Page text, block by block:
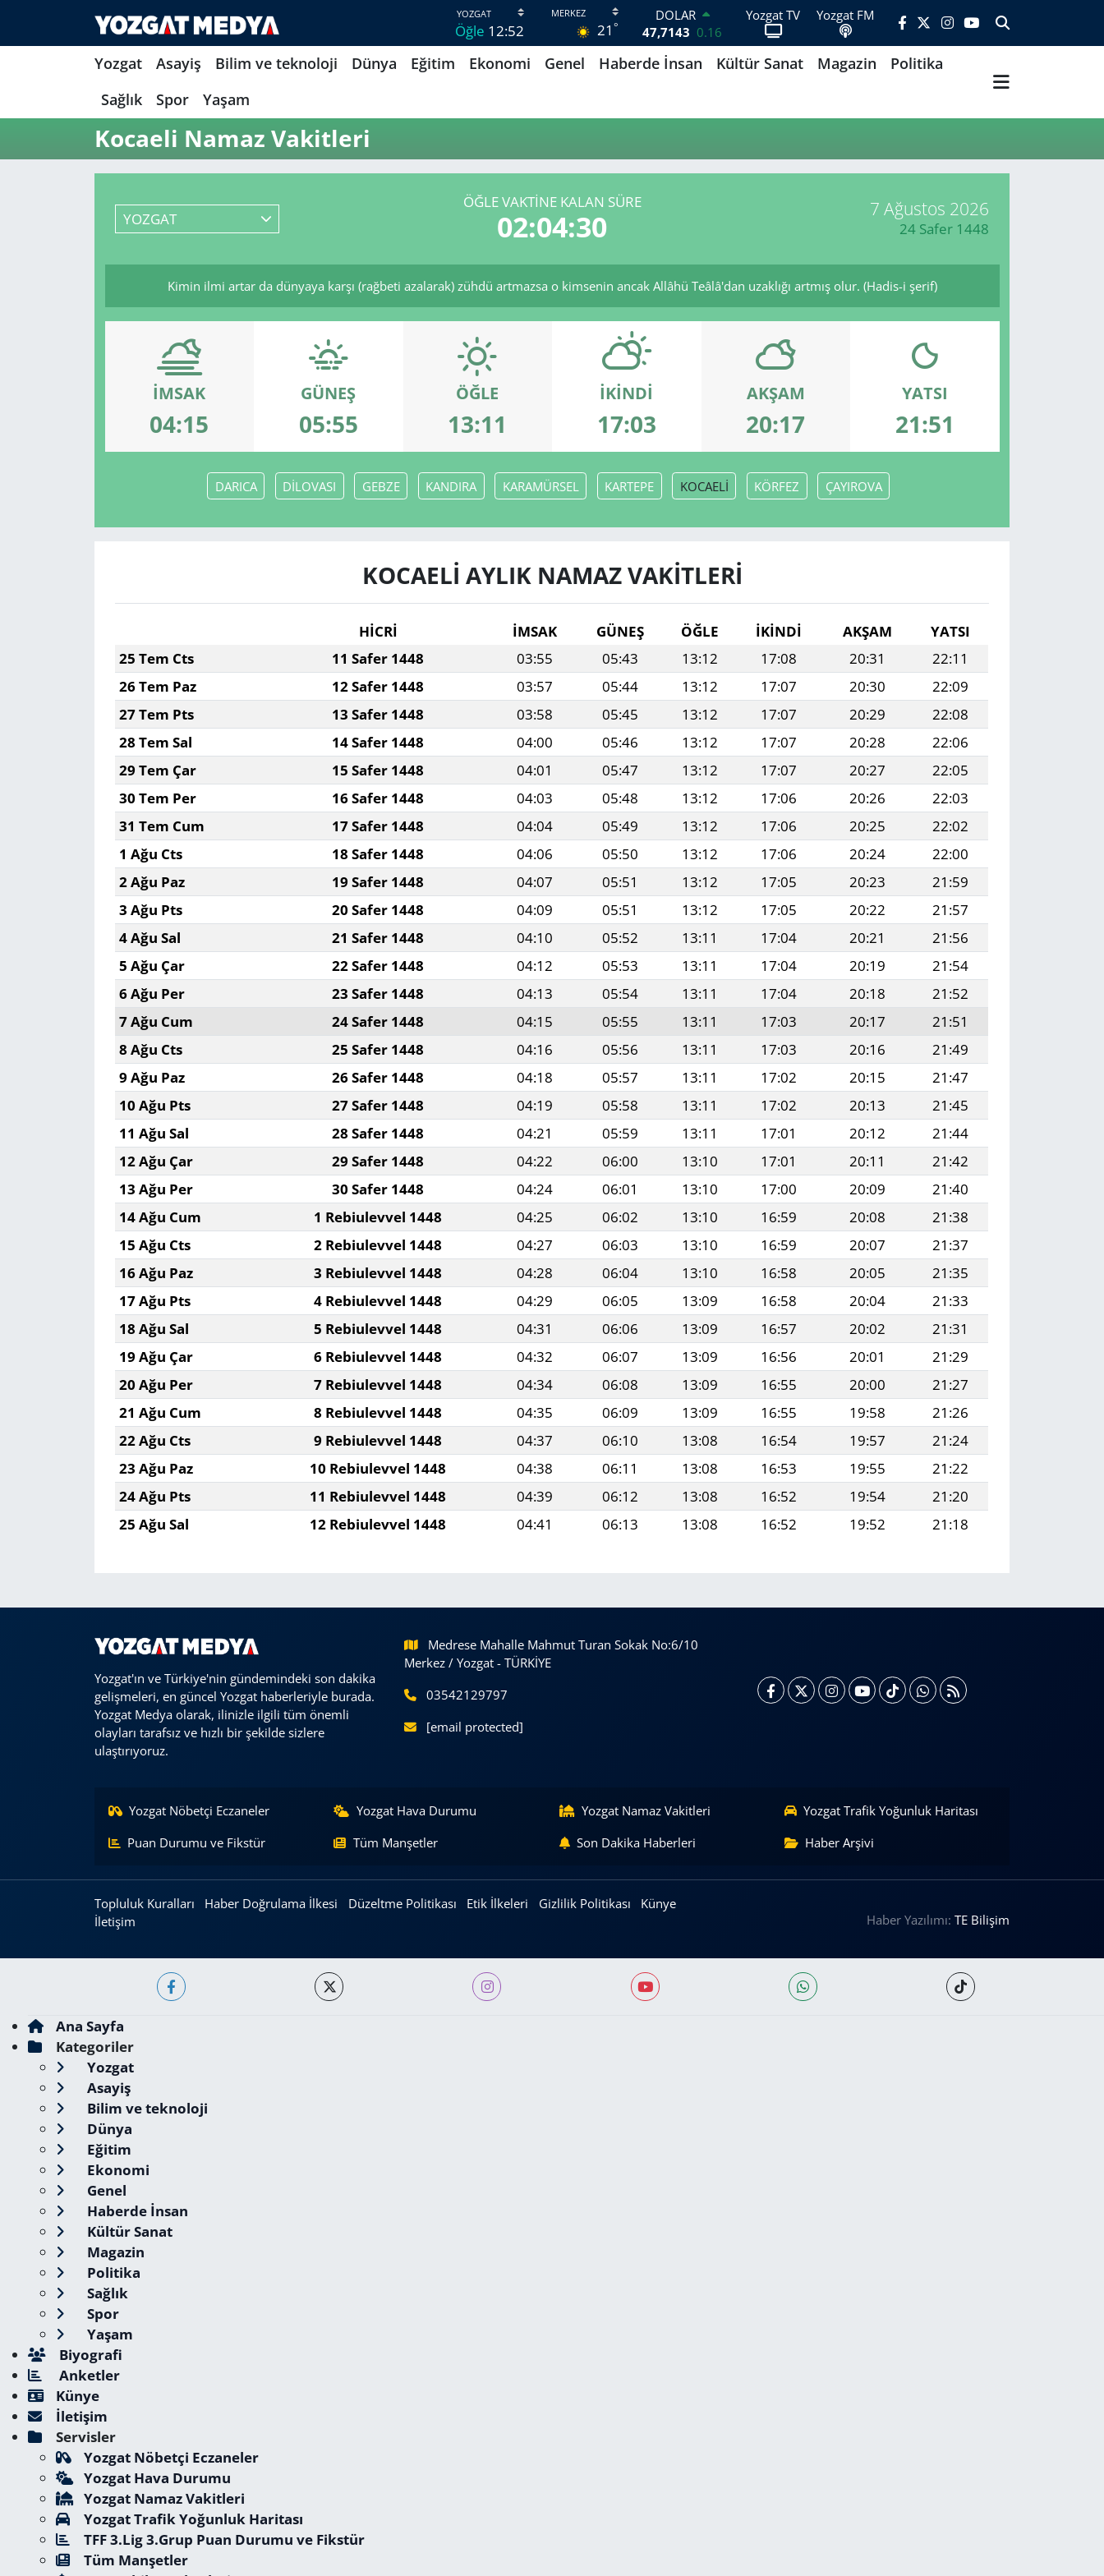
Öğle 12:52 21 °
DOLAR
47,7143 0.16
EURO
55,0317 -0.02
GRAM ALTIN
13.799 70
64.360,53
Yozgat TV Yozgat FM
Yozgat Asayiş Bilim ve teknoloji Dünya Eğitim Ekonomi Genel Haberde İnsan Kültür Sanat Magazin
Politika
Sağlık
Spor Yaşam
Kocaeli Namaz Vakitleri
YOZGAT
ÖĞLE VAKTINE KALAN SÜRE
02:04:30 7 Ağustos 2026
24 Safer 1448
Kimin ilmi artar da dünyaya karşı (rağbeti azalarak) zühdü artmazsa o kimsenin ancak Allâhü Teâlâ'dan uzaklığı artmış olur. (Hadis-i şerif)
İMSAK
04:15
GÜNEŞ
05:55
ÖĞLE
13:11
İKINDI
17:03
AKŞAM
20:17
YATSI
21:51
DARICA DİLOVASI GEBZE KANDIRA KARAMÜRSEL KARTEPE KOCAELİ KÖRFEZ ÇAYIROVA
KOCAELİ AYLIK NAMAZ VAKITLERI
HİCRİ İMSAK GÜNEŞ ÖĞLE İKINDI AKŞAM
YATSI
25 Tem Cts
11 Safer 1448 03:55 05:43 13:12 17:08 20:31
22:11
26 Tem Paz
12 Safer 1448 03:57 05:44 13:12 17:07 20:30
22:09
27 Tem Pts
13 Safer 1448 03:58 05:45 13:12 17:07 20:29
22:08
28 Tem Sal
14 Safer 1448 04:00 05:46 13:12 17:07 20:28
22:06
29 Tem Çar
15 Safer 1448 04:01 05:47 13:12 17:07 20:27
22:05
30 Tem Per
16 Safer 1448 04:03 05:48 13:12 17:06 20:26
22:03
31 Tem Cum
17 Safer 1448 04:04 05:49 13:12 17:06 20:25
22:02
1 Ağu Cts
18 Safer 1448 04:06 05:50 13:12 17:06 20:24
22:00
2 Ağu Paz
19 Safer 1448 04:07 05:51 13:12 17:05 20:23
21:59
3 Ağu Pts
20 Safer 1448 04:09 05:51 13:12 17:05 20:22
21:57
4 Ağu Sal
21 Safer 1448 04:10 05:52 13:11 17:04 20:21
21:56
5 Ağu Çar
22 Safer 1448 04:12 05:53 13:11 17:04 20:19
21:54
6 Ağu Per
23 Safer 1448 04:13 05:54 13:11 17:04 20:18
21:52
7 Ağu Cum
24 Safer 1448 04:15 05:55 13:11 17:03 20:17
21:51
8 Ağu Cts
25 Safer 1448 04:16 05:56 13:11 17:03 20:16
21:49
9 Ağu Paz
26 Safer 1448 04:18 05:57 13:11 17:02 20:15
21:47
10 Ağu Pts
27 Safer 1448 04:19 05:58 13:11 17:02 20:13
21:45
11 Ağu Sal
28 Safer 1448 04:21 05:59 13:11 17:01 20:12
21:44
12 Ağu Çar
29 Safer 1448 04:22 06:00 13:10 17:01 20:11
21:42
13 Ağu Per
30 Safer 1448 04:24 06:01 13:10 17:00 20:09
21:40
14 Ağu Cum
1 Rebiulevvel 1448 04:25 06:02 13:10 16:59 20:08
21:38
15 Ağu Cts
2 Rebiulevvel 1448 04:27 06:03 13:10 16:59 20:07
21:37
16 Ağu Paz
3 Rebiulevvel 1448 04:28 06:04 13:10 16:58 20:05
21:35
17 Ağu Pts
4 Rebiulevvel 1448 04:29 06:05 13:09 16:58 20:04
21:33
18 Ağu Sal
5 Rebiulevvel 1448 04:31 06:06 13:09 16:57 20:02
21:31
19 Ağu Çar
6 Rebiulevvel 1448 04:32 06:07 13:09 16:56 20:01
21:29
20 Ağu Per
7 Rebiulevvel 1448 04:34 06:08 13:09 16:55 20:00
21:27
21 Ağu Cum
8 Rebiulevvel 1448 04:35 06:09 13:09 16:55 19:58
21:26
22 Ağu Cts
9 Rebiulevvel 1448 04:37 06:10 13:08 16:54 19:57
21:24
23 Ağu Paz
10 Rebiulevvel 1448 04:38 06:11 13:08 16:53 19:55
21:22
24 Ağu Pts
11 Rebiulevvel 1448 04:39 06:12 13:08 16:52 19:54
21:20
25 Ağu Sal
12 Rebiulevvel 1448 04:41 06:13 13:08 16:52 19:52 21:18
Yozgat'ın ve Türkiye'nin gündemindeki son dakika
gelişmeleri, en güncel Yozgat haberleriyle burada.
Yozgat Medya olarak, ilinizle ilgili tüm önemli
olayları tarafsız ve hızlı bir şekilde sizlere
ulaştırıyoruz.
Medrese Mahalle Mahmut Turan Sokak No:6/10
Merkez / Yozgat - TÜRKİYE
03542129797
[email protected]
Yozgat Nöbetçi Eczaneler Yozgat Hava Durumu Yozgat Namaz Vakitleri
Yozgat Trafik Yoğunluk Haritası
Puan Durumu ve Fikstür
Tüm Manşetler Son Dakika Haberleri Haber Arşivi
Topluluk Kuralları Haber Doğrulama İlkesi Düzeltme Politikası Etik İlkeleri Gizlilik Politikası
Künye
İletişim
Haber Yazılımı:TE Bilişim
Ana Sayfa
Kategoriler
Yozgat
Asayiş
Bilim ve teknoloji
Dünya
Eğitim
Ekonomi
Genel
Haberde İnsan
Kültür Sanat
Magazin
Politika
Sağlık
Spor
Yaşam
Biyografi
Anketler
Künye
İletişim
Servisler
Yozgat Nöbetçi Eczaneler
Yozgat Hava Durumu
Yozgat Namaz Vakitleri
Yozgat Trafik Yoğunluk Haritası
TFF 3.Lig 3.Grup Puan Durumu ve Fikstür
Tüm Manşetler